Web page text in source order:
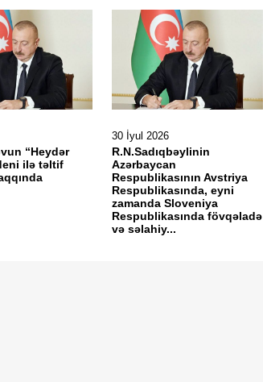
“Heydər
ilə təltif
30 İyul 2026
R.N.Sadıqbəylinin
Azərbaycan
Respublikasının Avstriya
Respublikasında, eyni
zamanda Sloveniya
Respublikasında fövqəladə
və səlahiy...